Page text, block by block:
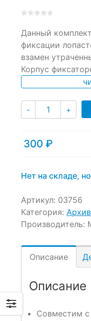
out
of
based
on
customer
ratings
Данный
фиксации
взамен
Корпус
- Количество
+
300 ₽
Нет на складе,
Артикул: 03756
Категория:
Производитель:
Описание
Описание
Совместим с